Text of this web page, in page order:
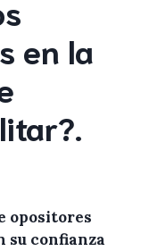
en la
?.
opositores
su confianza